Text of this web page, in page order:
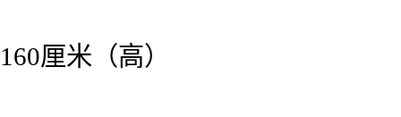
160厘米（高）